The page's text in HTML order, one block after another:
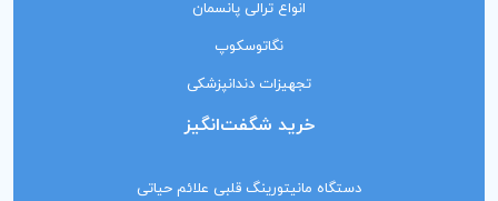
انواع ترالی پانسمان
نگاتوسکوپ
تجهیزات دندانپزشکی
خرید شگفت‌انگیز
دستگاه مانیتورینگ‌ قلبی علائم حیاتی